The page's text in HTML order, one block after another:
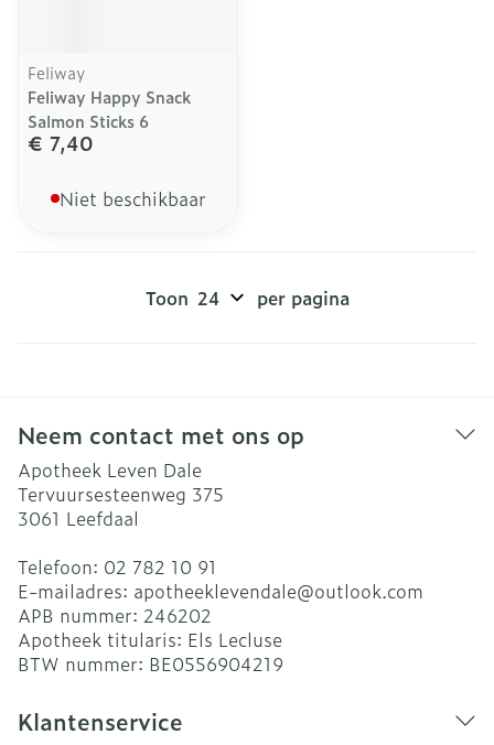
Feliway
Feliway Happy Snack
Salmon Sticks 6
€ 7,40
Niet beschikbaar
Toon per pagina
Neem contact met ons op
Apotheek Leven Dale
Tervuursesteenweg 375
3061 Leefdaal
Telefoon: 02 782 10 91
E-mailadres: apotheeklevendale@outlook.com
APB nummer: 246202
Apotheek titularis: Els Lecluse
BTW nummer: BE0556904219
Klantenservice